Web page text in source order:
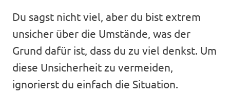
Du sagst nicht viel, aber du bist extrem
unsicher über die Umstände, was der
Grund dafür ist, dass du zu viel denkst. Um
diese Unsicherheit zu vermeiden,
ignorierst du einfach die Situation.